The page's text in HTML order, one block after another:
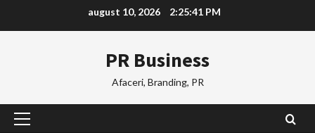
august 10, 2026 2:25:42 PM
PR Business
Afaceri, Branding, PR
Primary